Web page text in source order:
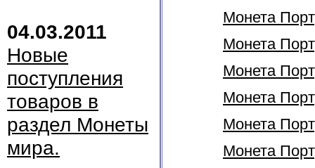
04.03.2011
Новые
поступления
товаров в
раздел Монеты
мира.
Монета
Монета
Монета
Монета
Монета
Монета